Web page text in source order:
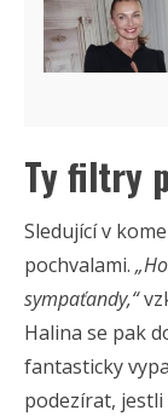
Ty filtry
Sledující v
pochvalami. „
sympaťandy,“
Halina se pak
fantasticky
podezírat,